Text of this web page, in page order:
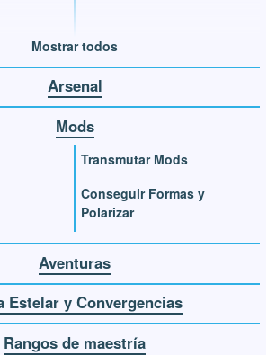
Mostrar todos
Arsenal
Mods
Transmutar Mods
Conseguir Formas y
Polarizar
Aventuras
Estelar y Convergencias
Rangos de maestría